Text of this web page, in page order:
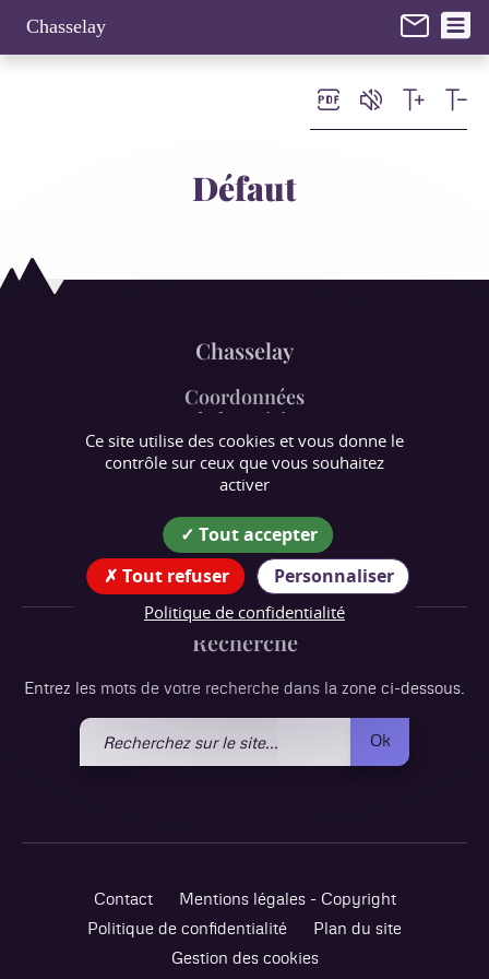
Chasselay
Défaut
Chasselay
Coordonnées
de la mairie
107 rue de la Mairie,
38470 Chasselay
Suivez nous !
Recherche
Entrez les mots de votre recherche dans la zone ci-dessous.
Recherchez
Ok
Contact
Mentions légales - Copyright
Politique de confidentialité
Plan du site
Gestion des cookies
Ce site utilise des cookies et vous donne le
contrôle sur ceux que vous souhaitez
activer
Tout accepter
Tout refuser
Personnaliser
Politique de confidentialité